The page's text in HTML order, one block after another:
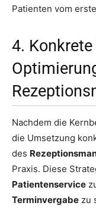
Patienten vom
4.
Nachdem die
die Umsetzung
des
Praxis. Diese
Patientenservice
Terminvergabe zu